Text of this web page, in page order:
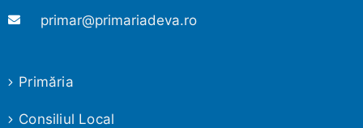
primar@primariadeva.ro
Primăria
Consiliul Local